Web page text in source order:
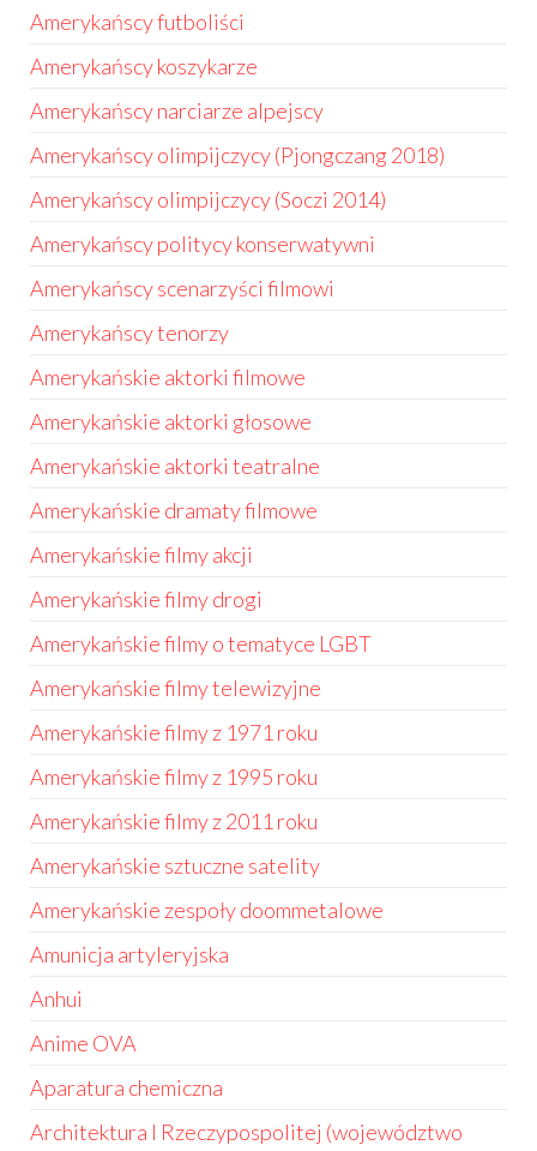
Amerykańscy futboliści
Amerykańscy koszykarze
Amerykańscy narciarze alpejscy
Amerykańscy olimpijczycy (Pjongczang 2018)
Amerykańscy olimpijczycy (Soczi 2014)
Amerykańscy politycy konserwatywni
Amerykańscy scenarzyści filmowi
Amerykańscy tenorzy
Amerykańskie aktorki filmowe
Amerykańskie aktorki głosowe
Amerykańskie aktorki teatralne
Amerykańskie dramaty filmowe
Amerykańskie filmy akcji
Amerykańskie filmy drogi
Amerykańskie filmy o tematyce LGBT
Amerykańskie filmy telewizyjne
Amerykańskie filmy z 1971 roku
Amerykańskie filmy z 1995 roku
Amerykańskie filmy z 2011 roku
Amerykańskie sztuczne satelity
Amerykańskie zespoły doommetalowe
Amunicja artyleryjska
Anhui
Anime OVA
Aparatura chemiczna
Architektura I Rzeczypospolitej (województwo